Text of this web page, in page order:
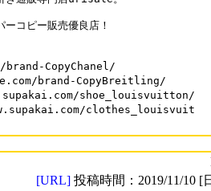
コピー販売優良店！
brand-CopyChanel/
brand-CopyBreitling/
shoe_louisvuitton/
clothes_louisvuit
[URL] 投稿時間：2019/11/10 [